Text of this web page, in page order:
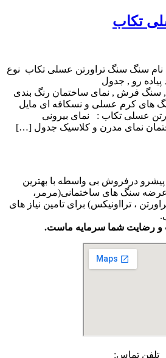
تکاب
سنگ سنگ تراورتن عسلی تکاب نوع
رو , جدول
, سنگ فرش , نمای ساختمان رنگ بندی
های کرم عسلی و نسکافه ای مایل
عسلی تکاب : نمای بیرونی
نمای مدرن و کلاسیک جدول […]
درفروش بی واسطه با بهترین
سنگ های ساختمانی(مرمر،
، ترااونیکس) برای تامین نیاز های
و رضایت شما سرمایه ماست.
تلفن تماس: